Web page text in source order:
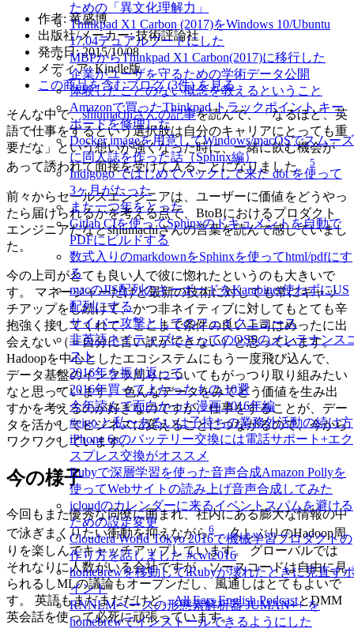
ための「異文化理解力」
Thinkpad X1 Carbon (2017)をWindows 10/Ubuntu
17.04デュアルブートにした
MBPからThinkpad X1 Carbon(2017)に移行した
企業がユーザを守るための学術データ公開
体験したことのない概念を教えるということ
Amazonで買ったThinkpad トラックポイント キー
ボードを修理した
Docker imageを用意してWindows/macOSでスムーズ
に同人誌を作った話（Sphinx編）
Indigogo ではじめてバックして来た dot を使って
3ヶ月がたった
また一つ年をとった
Gitlab CIを使ってSphinxのドキュメントを自動で
PDFにビルドする
数式入りのmarkdownをSphinxを使ってhtml/pdfにす
る
macのJIS配列のキーボードをKarabiner使わずにUS
配列にする
サイバー攻撃としてのフェイクニュース
非英語ネイティブにとってのOSSのメンテナンス
スト
2016年を振り返って
2016年買ってよかったもの 10選
今年読んで面白かった漫画 2016年編
#eigo と私〜あるいは子持ちの業務外活動の続け方
iPhone 6sのバッテリー交換には電話サポート+エク
スプレス交換がオススメ
Rubyで深層学習を使った音声合成Amazon Pollyを
使ってWebサイトの読み上げ音声合成してみた
icloudのカレンダーに来るイベントスパムを避ける
ための設定変更
Cloudera World Tokyo 2016で機械学習プロダクトの
作り方を話しました #cwt2016
homebrewを移動してiRubyが壊れたときに見直す
イント
RNNLMベースの形態素解析器 JUMAN++ を
homebrewでインストールできるようにした
作者: 竜盛博
出版社/メーカー: 技術評論社
発売日: 2015/10/08
メディア: Kindle版
この商品を含むブログ (3件) を見る
そんな中で、shiumachiさんの記事を読んで、「なるほど、英
語で仕事をするという選択肢は自分のキャリアにとっても重
要だな」という想いが強くなった時に、一緒に飲む機会が
あって誘われて面接を受けて入ることになりました。5
前々からセールスエンジニアは、ユーザーに価値をどうやっ
たら届けられるかを考える点で、BtoBにおけるプロダクト
エンジニアだなとshiumachiさんの言葉を読んで感じていまし
た。
今の上司がとても良い人で彼に惚れたというのも大きいで
す。 マネージャーだけど最新の技術に対しても常にキャッ
チアップをし続けて、かつ非ネイティブに対してもとても辛
抱強く接してくれて、ここまで条件の良い上司はめったに出
会えない（＝自分に言い訳ができない）と思っています。
Hadoopを中心としたエコシステムにもう一度飛び込んで、
データ基盤のインフラ周りについてもがっつり取り組みたい
なと思っています。 色んなデータをみてどう価値を生み出
すかを考えるのが好きなのですが、仕事をすることが、デー
タを活かしてビジネスに変えることにつながるので、今から
ワクワクしています。
今の様子
今回もまた優秀な同僚に囲まれ、社内にある膨大な情報の中
で泳ぎまくりたい衝動を抑えながら6、久しぶりのHadoop周
りを楽しんでキャッチアップしています。 グローバルでは
それなりに人数がいる会社ですが、ソースコードは自由に見
られるしMLの議論もオープンだし、風通しはとてもよいで
す。 英語もまだまだだけど、All Ears English PodcastとDMM
英会話を使って必死に頑張っています。